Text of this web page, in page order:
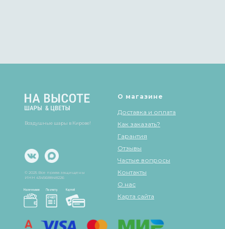
О магазине
Доставка и оплата
© 2025 Все права защищены
Как заказать?
Гарантия
Отзывы
Частые вопросы
Контакты
О нас
ИНН 434568848226
Карта сайта
Воздушные шары в Кирове!